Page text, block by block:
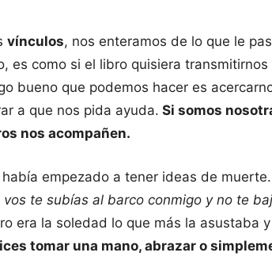
vínculos, nos enteramos de lo que le
es como si el libro quisiera
bueno que podemos hacer es
a que nos pida ayuda. Si somos
nos acompañen.
empezado a tener ideas de
vos te subías al barco conmigo y no te
era la soledad lo que más la asustaba
tomar una mano, abrazar o